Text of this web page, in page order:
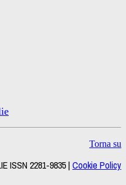
Torna su
ISSN 2281-9835 | Cookie Policy